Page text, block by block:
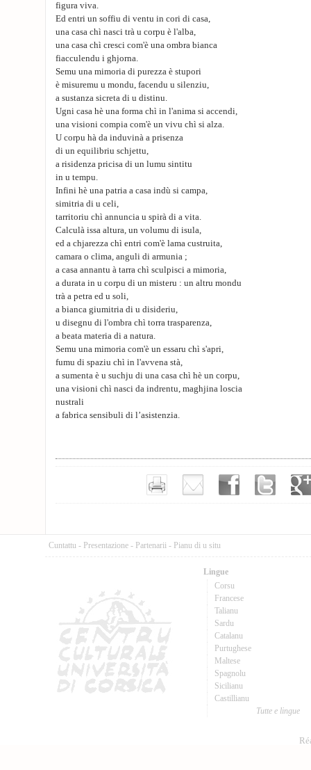
figura viva.
Ed entri un soffiu di ventu in cori di casa,
una casa chì nasci trà u corpu è l'alba,
una casa chì cresci com'è una ombra bianca
fiacculendu i ghjorna.
Semu una mimoria di purezza è stupori
è misuremu u mondu, facendu u silenziu,
a sustanza sicreta di u distinu.
Ugni casa hè una forma chì in l'anima si accendi,
una visioni compia com'è un vivu chì si alza.
U corpu hà da induvinà a prisenza
di un equilibriu schjettu,
a risidenza pricisa di un lumu sintitu
in u tempu.
Infini hè una patria a casa indù si campa,
simitria di u celi,
tarritoriu chì annuncia u spirà di a vita.
Calculà issa altura, un volumu di isula,
ed a chjarezza chì entri com'è lama custruita,
camara o clima, anguli di armunia ;
a casa annantu à tarra chì sculpisci a mimoria,
a durata in u corpu di un misteru : un altru mondu
trà a petra ed u soli,
a bianca giumitria di u disideriu,
u disegnu di l'ombra chì torra trasparenza,
a beata materia di a natura.
Semu una mimoria com'è un essaru chì s'apri,
fumu di spaziu chì in l'avvena stà,
a sumenta è u suchju di una casa chì hè un corpu,
una visioni chì nasci da indrentu, maghjina loscia
nustrali
a fabrica sensibuli di l’asistenzia.
Cuntattu - Presentazione - Partenarii - Pianu di u situ
Lingue
Corsu
Francese
Talianu
Sardu
Catalanu
Purtughese
Maltese
Spagnolu
Sicilianu
Castillianu
Tutte e lingue